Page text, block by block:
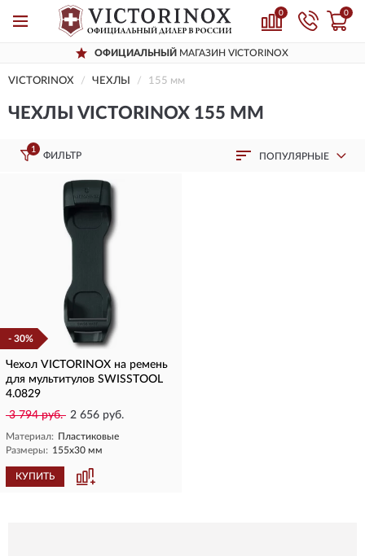
0 0
ОФИЦИАЛЬНЫЙ МАГАЗИН VICTORINOX
VICTORINOX ЧЕХЛЫ 155 мм
ЧЕХЛЫ VICTORINOX 155 ММ
1
ФИЛЬТР ПОПУЛЯРНЫЕ
- 30%
Чехол VICTORINOX на ремень
для мультитулов SWISSTOOL
4.0829
3 794 руб. 2 656 руб.
Материал: Пластиковые
Размеры: 155x30 мм
КУПИТЬ